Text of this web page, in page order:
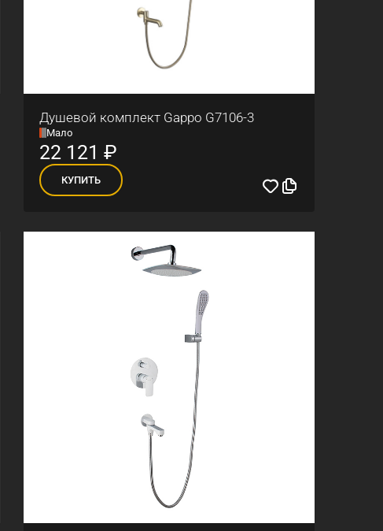
Душевой комплект Gappo G7106-3
Мало
22 121 ₽
КУПИТЬ